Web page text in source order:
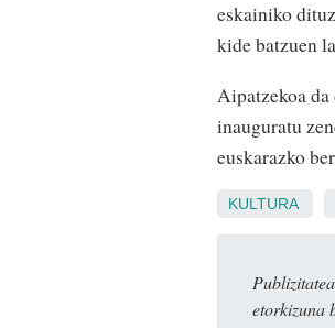
eskainiko
kide batzuen
Aipatzekoa
inauguratu
euskarazko
KULTURA
etorkizuna